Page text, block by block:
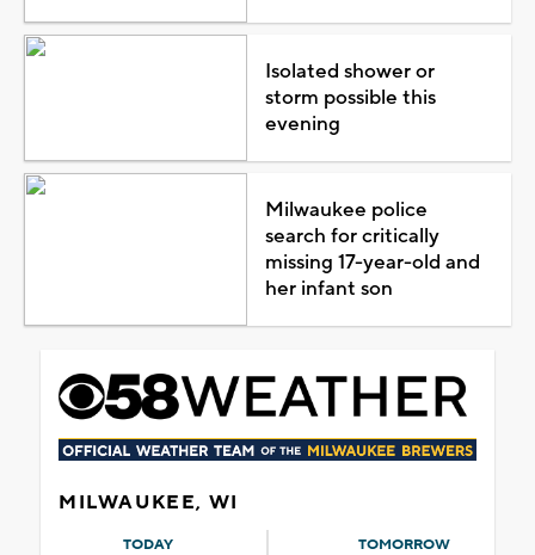
Isolated shower or
storm possible this
evening
Milwaukee police
search for critically
missing 17-year-old and
her infant son
MILWAUKEE, WI
TODAY TOMORROW